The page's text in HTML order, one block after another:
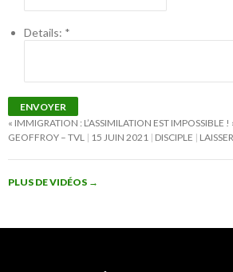
Details: *
ENVOYER
« IMMIGRATION : L’ASSIMILATION EST IMPOSSIBLE
GEOFFROY – TVL
15 JUIN 2021 DISCIPLE
PLUS DE VIDÉOS →